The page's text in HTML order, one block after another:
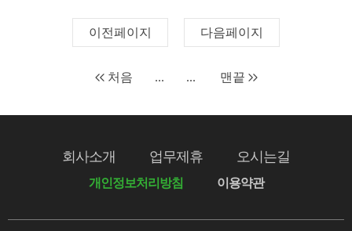
이전페이지 다음페이지
처음 ... ... 맨끝
회사소개 업무제휴 오시는길
개인정보처리방침 이용약관